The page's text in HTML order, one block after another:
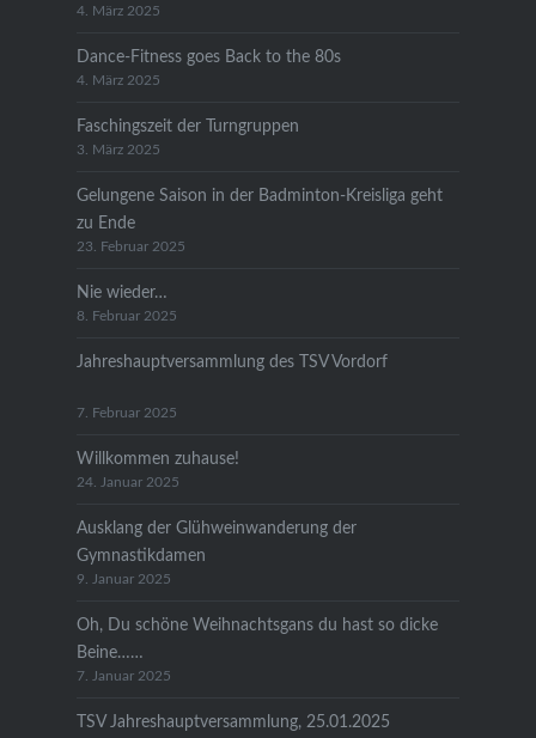
4. März 2025
Dance-Fitness goes Back to the 80s
4. März 2025
Faschingszeit der Turngruppen
3. März 2025
Gelungene Saison in der Badminton-Kreisliga geht
zu Ende
23. Februar 2025
Nie wieder…
8. Februar 2025
Jahreshauptversammlung des TSV Vordorf
7. Februar 2025
Willkommen zuhause!
24. Januar 2025
Ausklang der Glühweinwanderung der
Gymnastikdamen
9. Januar 2025
Oh, Du schöne Weihnachtsgans du hast so dicke
Beine……
7. Januar 2025
TSV Jahreshauptversammlung, 25.01.2025